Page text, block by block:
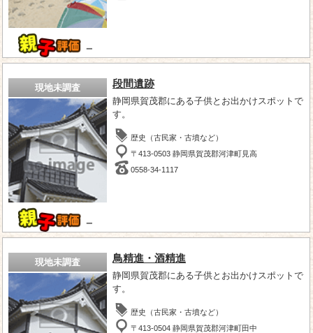
－
現地未調査
－
段間遺跡
静岡県賀茂郡にある子供とお出かけスポットで
す。
歴史（古民家・古墳など）
〒413-0503 静岡県賀茂郡河津町見高
0558-34-1117
現地未調査 鳥精進・酒精進
静岡県賀茂郡にある子供とお出かけスポットで
す。
歴史（古民家・古墳など）
〒413-0504 静岡県賀茂郡河津町田中